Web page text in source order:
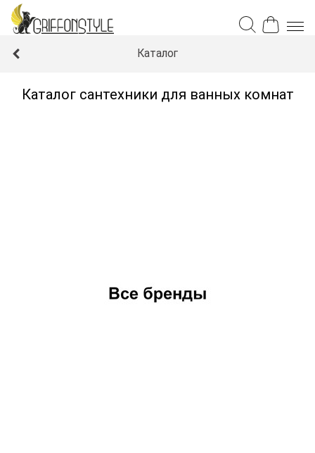
Каталог
Каталог сантехники для ванных комнат